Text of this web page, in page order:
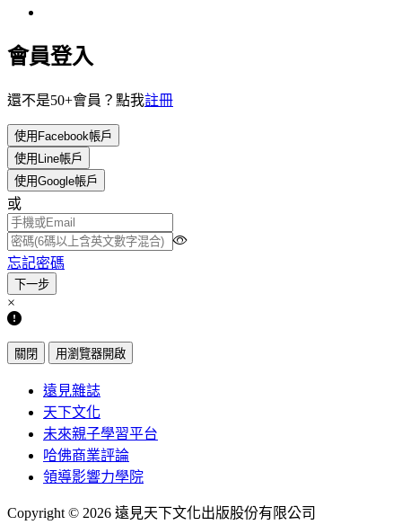
會員登入
還不是50+會員？點我註冊
使用Facebook帳戶
使用Line帳戶
使用Google帳戶
或
忘記密碼
×
關閉 用瀏覽器開啟
遠見雜誌
天下文化
未來親子學習平台
哈佛商業評論
領導影響力學院
Copyright © 2026 遠見天下文化出版股份有限公司